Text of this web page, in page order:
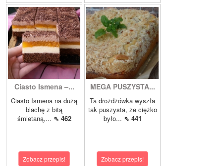
Ciasto Ismena –...
Ciasto Ismena na dużą
blachę z bitą
śmietaną,... ⇖ 462
Zobacz przepis!
MEGA PUSZYSTA...
Ta drożdżówka wyszła
tak puszysta, że ciężko
było... ⇖ 441
Zobacz przepis!